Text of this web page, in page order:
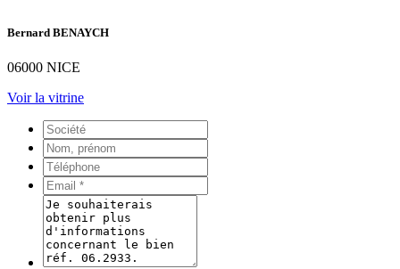
Bernard BENAYCH
06000 NICE
Voir la vitrine